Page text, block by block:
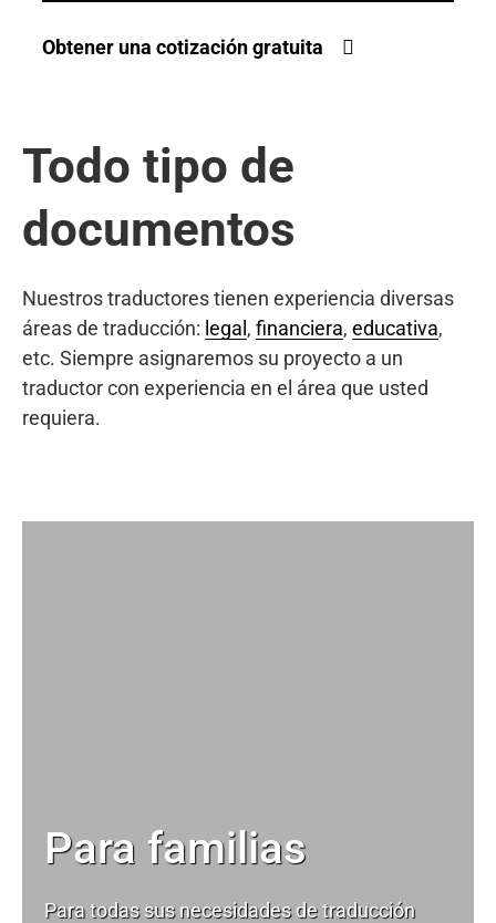
Obtener una cotización gratuita
Todo tipo de
documentos
Nuestros traductores tienen experiencia diversas
áreas de traducción: legal , financiera, educativa,
etc. Siempre asignaremos su proyecto a un
traductor con experiencia en el área que usted
requiera.
Para familias
Para todas sus necesidades detraducción